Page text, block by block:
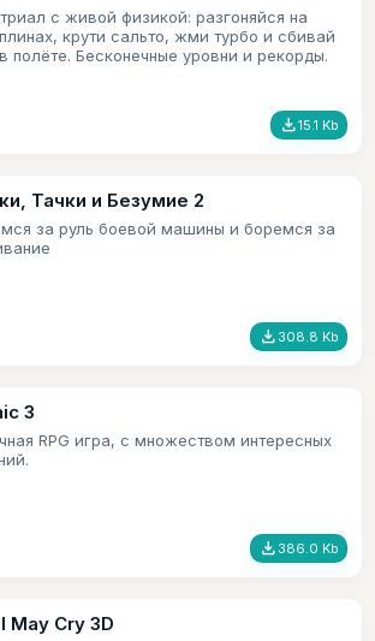
с живой физикой: разгоняйся на
крути сальто, жми турбо и сбивай
полёте. Бесконечные уровни и рекорды.
file_download15.1 Kb
Тачки и Безумие 2
за руль боевой машины и боремся за
file_download 308.8 Kb
3
RPG игра, с множеством интересных
file_download 386.0 Kb
May Cry 3D